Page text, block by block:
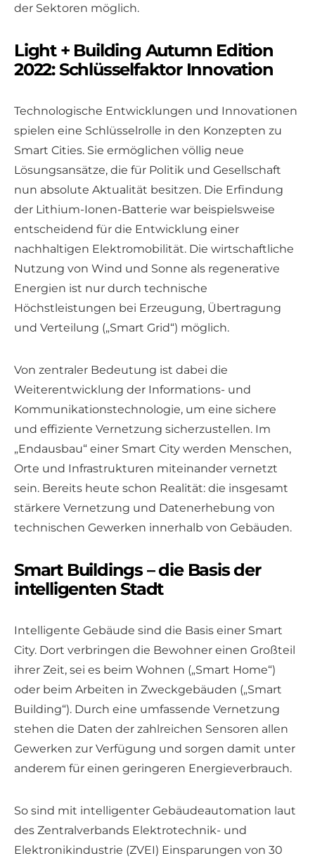
der Sektoren möglich.
Light + Building Autumn Edition
2022: Schlüsselfaktor Innovation
Technologische Entwicklungen und Innovationen
spielen eine Schlüsselrolle in den Konzepten zu
Smart Cities. Sie ermöglichen völlig neue
Lösungsansätze, die für Politik und Gesellschaft
nun absolute Aktualität besitzen. Die Erfindung
der Lithium-Ionen-Batterie war beispielsweise
entscheidend für die Entwicklung einer
nachhaltigen Elektromobilität. Die wirtschaftliche
Nutzung von Wind und Sonne als regenerative
Energien ist nur durch technische
Höchstleistungen bei Erzeugung, Übertragung
und Verteilung („Smart Grid“) möglich.
Von zentraler Bedeutung ist dabei die
Weiterentwicklung der Informations- und
Kommunikationstechnologie, um eine sichere
und effiziente Vernetzung sicherzustellen. Im
„Endausbau“ einer Smart City werden Menschen,
Orte und Infrastrukturen miteinander vernetzt
sein. Bereits heute schon Realität: die insgesamt
stärkere Vernetzung und Datenerhebung von
technischen Gewerken innerhalb von Gebäuden.
Smart Buildings – die Basis der
intelligenten Stadt
Intelligente Gebäude sind die Basis einer Smart
City. Dort verbringen die Bewohner einen Großteil
ihrer Zeit, sei es beim Wohnen („Smart Home“)
oder beim Arbeiten in Zweckgebäuden („Smart
Building“). Durch eine umfassende Vernetzung
stehen die Daten der zahlreichen Sensoren allen
Gewerken zur Verfügung und sorgen damit unter
anderem für einen geringeren Energieverbrauch.
So sind mit intelligenter Gebäudeautomation laut
des Zentralverbands Elektrotechnik- und
Elektronikindustrie (ZVEI) Einsparungen von 30